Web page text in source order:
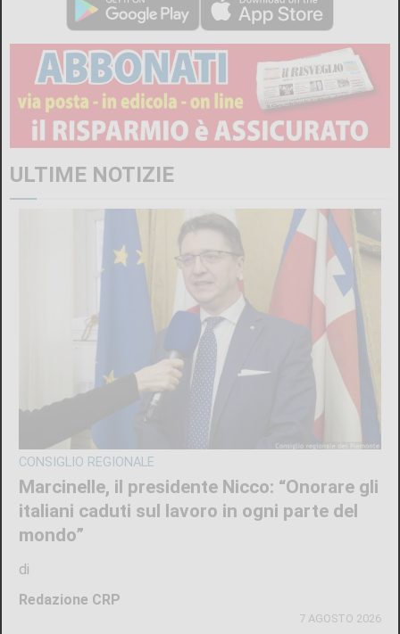
ALTRI ARTICOLI DI QUESTO AUTORE
CRONACA
Bimba a rischio e degrado sulla provinciale:
la svolta. Mamma e neonata portate in una
località protetta
di
Redazione